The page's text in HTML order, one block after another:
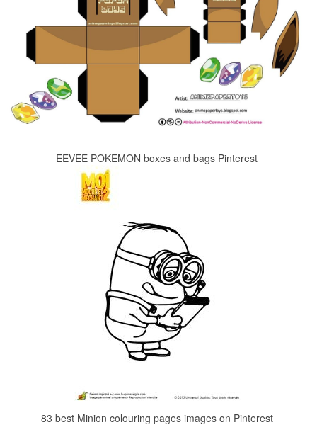
EEVEE POKEMON boxes and bags Pinterest
83 best Minion colouring pages images on Pinterest